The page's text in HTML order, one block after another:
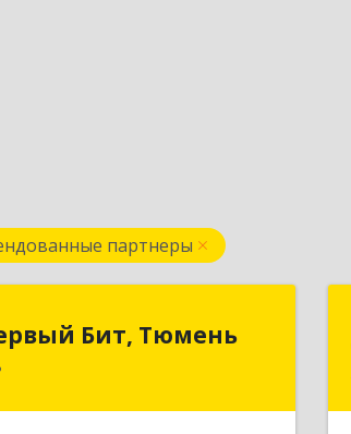
партнеры
Бит, Тюмень
Бит, Тюмень
Тюменская обл, Тюмень г,